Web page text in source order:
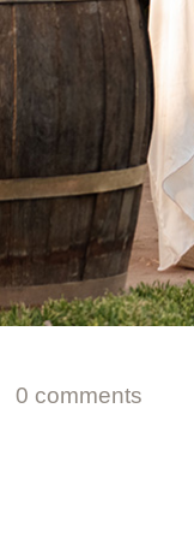
0 comments